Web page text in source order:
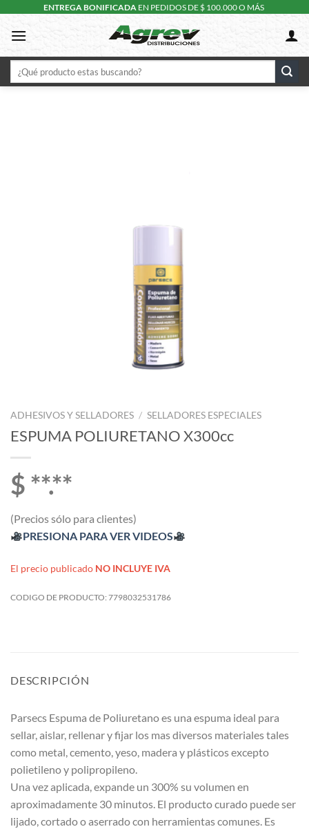
content
ENTREGA BONIFICADA EN PEDIDOS DE $ 100.000 O MÁS
Buscar
por:
ADHESIVOS Y SELLADORES / SELLADORES ESPECIALES
ESPUMA POLIURETANO X300cc
$ **.**
(Precios sólo para clientes)
PRESIONA PARA VER VIDEOS
El precio publicado NO INCLUYE IVA
CODIGO DE PRODUCTO: 7798032531786
DESCRIPCIÓN
Parsecs Espuma de Poliuretano es una espuma ideal para
sellar, aislar, rellenar y fijar los mas diversos materiales tales
como metal, cemento, yeso, madera y plásticos excepto
polietileno y polipropileno.
Una vez aplicada, expande un 300% su volumen en
aproximadamente 30 minutos. El producto curado puede ser
lijado, cortado o aserrado con herramientas comunes. Es